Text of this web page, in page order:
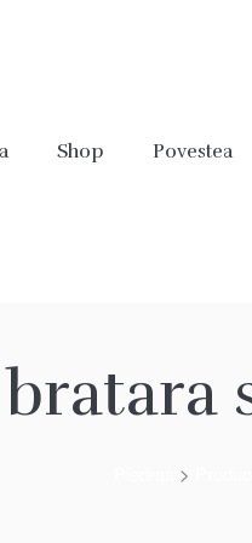
Shop Povestea
bratara
>